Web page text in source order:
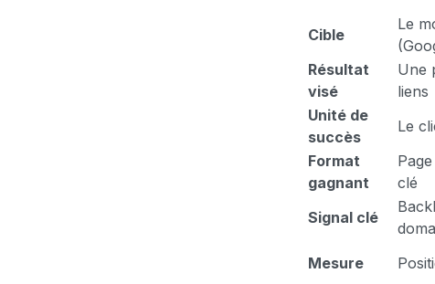
Cible
Le
Résultat
visé
Une
liens
Unité de
succès
Le
Format
gagnant
clé
Signal clé
Mesure